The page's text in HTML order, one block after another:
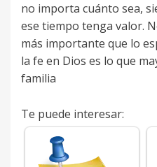
no importa cuánto sea,
ese tiempo tenga valor.
más importante que lo
la fe en Dios es lo que
familia
Te puede interesar: